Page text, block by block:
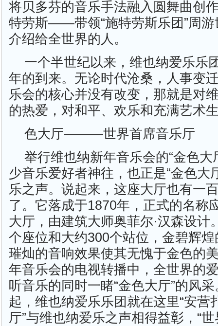
将贝多芬的音乐手法融入圆舞曲创
特劳斯——带领“施特劳斯乐团”周游
介绍给全世界的人。
一个半世纪以来，维也纳爱乐乐
年的到来。无论时代沧桑，人事变
乐会的核心并没有改变，那就是对
的热爱，对和平、欢乐和充满艺术
色大厅———世界首席音乐厅
举行维也纳新年音乐会的“金色大
少音乐爱好者神往，也正是“金色大
乐之声。说起来，这座大厅也有一
了。它落成于1870年，正式的名称
大厅，由建筑大师奥菲尔·汉森设计
个座位和大约300个站位，金碧辉
璀灿的音响效果使其无愧于金色的
年音乐会的电视转播中，全世界的
听音乐的同时一睹“金色大厅”的风
起，维也纳爱乐乐团就在这里“安营
厅”与维也纳爱乐之声相得益彰，“